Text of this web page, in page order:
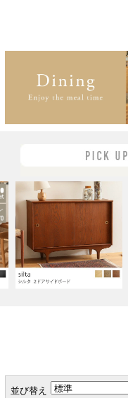
並び替え